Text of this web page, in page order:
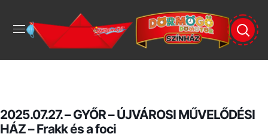
2025.07.27. – GYŐR – ÚJVÁROSI MŰVELŐDÉSI
HÁZ – Frakk és a foci